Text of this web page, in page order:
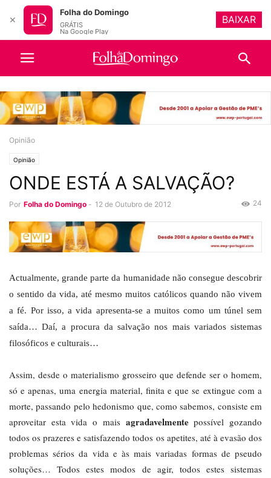
Opinião
Opinião
ONDE ESTÁ A SALVAÇÃO?
Por Folha do Domingo - 12 de Outubro de 2012 24
Actualmente, grande parte da humanidade não consegue descobrir
o sentido da vida, até mesmo muitos católicos quando não vivem
a fé. Por isso, a vida apresenta-se a muitos como um túnel sem
saída… Daí, a procura da salvação nos mais variados sistemas
filosóficos e culturais…
Assim, desde o materialismo grosseiro que defende ser o homem,
só e apenas, uma energia material, finita e que se extingue com a
morte, passando pelo hedonismo que, como sabemos, consiste em
aproveitar esta vida o mais agradavelmentepossível gozando
todos os prazeres e satisfazendo todos os apetites, até à evasão dos
problemas sérios da vida e às mais variadas formas de pseudo
soluções… Todos estes modos de agir, todos estes sistemas
✕
Folha do Domingo
GRÁTIS
Na Google Play
BAIXAR